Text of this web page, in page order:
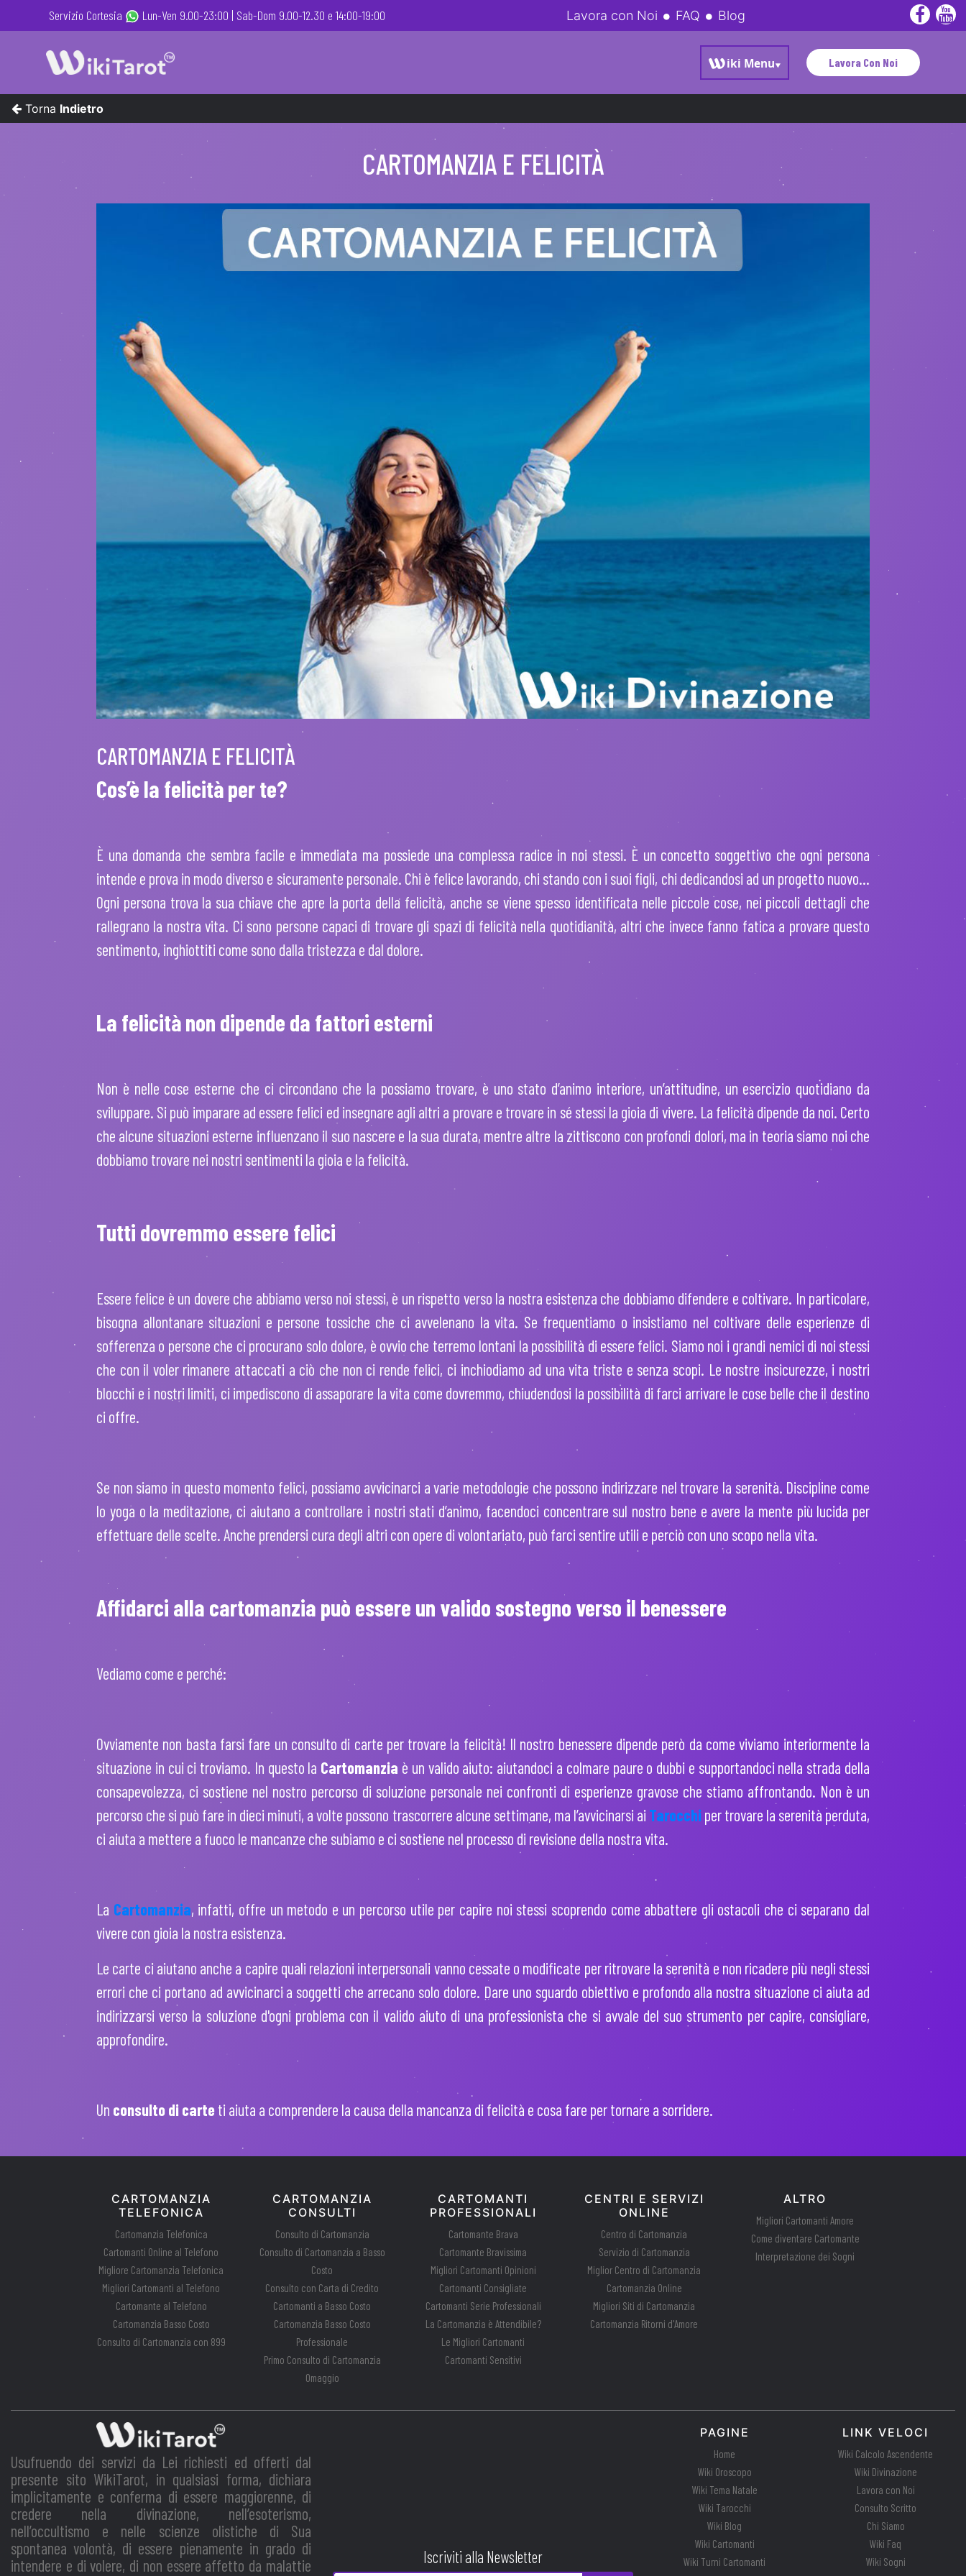
Servizio Cortesia Lun-Ven 9.00-23:00 | Sab-Dom 9.00-12.30 e 14:00-19:00 Lavora con Noi FAQ Blog
Lavora Con Noi
Torna Indietro
CARTOMANZIA E FELICITÀ
CARTOMANZIA E FELICITÀ
Cos’è la felicità per te?
È una domanda che sembra facile e immediata ma possiede una complessa radice in noi stessi. È un concetto soggettivo che ogni persona
intende e prova in modo diverso e sicuramente personale. Chi è felice lavorando, chi stando con i suoi figli, chi dedicandosi ad un progetto nuovo…
Ogni persona trova la sua chiave che apre la porta della felicità, anche se viene spesso identificata nelle piccole cose, nei piccoli dettagli che
rallegrano la nostra vita. Ci sono persone capaci di trovare gli spazi di felicità nella quotidianità, altri che invece fanno fatica a provare questo
sentimento, inghiottiti come sono dalla tristezza e dal dolore.
La felicità non dipende da fattori esterni
Non è nelle cose esterne che ci circondano che la possiamo trovare, è uno stato d’animo interiore, un’attitudine, un esercizio quotidiano da
sviluppare. Si può imparare ad essere felici ed insegnare agli altri a provare e trovare in sé stessi la gioia di vivere. La felicità dipende da noi. Certo
che alcune situazioni esterne influenzano il suo nascere e la sua durata, mentre altre la zittiscono con profondi dolori, ma in teoria siamo noi che
dobbiamo trovare nei nostri sentimenti la gioia e la felicità.
Tutti dovremmo essere felici
Essere felice è un dovere che abbiamo verso noi stessi, è un rispetto verso la nostra esistenza che dobbiamo difendere e coltivare. In particolare,
bisogna allontanare situazioni e persone tossiche che ci avvelenano la vita. Se frequentiamo o insistiamo nel coltivare delle esperienze di
sofferenza o persone che ci procurano solo dolore, è ovvio che terremo lontani la possibilità di essere felici. Siamo noi i grandi nemici di noi stessi
che con il voler rimanere attaccati a ciò che non ci rende felici, ci inchiodiamo ad una vita triste e senza scopi. Le nostre insicurezze, i nostri
blocchi e i nostri limiti, ci impediscono di assaporare la vita come dovremmo, chiudendosi la possibilità di farci arrivare le cose belle che il destino
ci offre.
Se non siamo in questo momento felici, possiamo avvicinarci a varie metodologie che possono indirizzare nel trovare la serenità. Discipline come
lo yoga o la meditazione, ci aiutano a controllare i nostri stati d’animo, facendoci concentrare sul nostro bene e avere la mente più lucida per
effettuare delle scelte. Anche prendersi cura degli altri con opere di volontariato, può farci sentire utili e perciò con uno scopo nella vita.
Affidarci alla cartomanzia può essere un valido sostegno verso il benessere
Vediamo come e perché:
Ovviamente non basta farsi fare un consulto di carte per trovare la felicità! Il nostro benessere dipende però da come viviamo interiormente la
situazione in cui ci troviamo. In questo la Cartomanzia è un valido aiuto: aiutandoci a colmare paure o dubbi e supportandoci nella strada della
consapevolezza, ci sostiene nel nostro percorso di soluzione personale nei confronti di esperienze gravose che stiamo affrontando. Non è un
percorso che si può fare in dieci minuti, a volte possono trascorrere alcune settimane, ma l’avvicinarsi ai Tarocchi per trovare la serenità perduta,
ci aiuta a mettere a fuoco le mancanze che subiamo e ci sostiene nel processo di revisione della nostra vita.
La Cartomanzia, infatti, offre un metodo e un percorso utile per capire noi stessi scoprendo come abbattere gli ostacoli che ci separano dal
vivere con gioia la nostra esistenza.
Le carte ci aiutano anche a capire quali relazioni interpersonali vanno cessate o modificate per ritrovare la serenità e non ricadere più negli stessi
errori che ci portano ad avvicinarci a soggetti che arrecano solo dolore. Dare uno sguardo obiettivo e profondo alla nostra situazione ci aiuta ad
indirizzarsi verso la soluzione d'ogni problema con il valido aiuto di una professionista che si avvale del suo strumento per capire, consigliare,
approfondire.
Un consulto di carteti aiuta a comprendere la causa della mancanza di felicità e cosa fare per tornare a sorridere.
CARTOMANZIA
TELEFONICA
Cartomanzia Telefonica
Cartomanti Online al Telefono
Migliore Cartomanzia Telefonica
Migliori Cartomanti al Telefono
Cartomante al Telefono
Cartomanzia Basso Costo
Consulto di Cartomanzia con 899
CARTOMANZIA
CONSULTI
Consulto di Cartomanzia
Consulto di Cartomanzia a Basso
Costo
Consulto con Carta di Credito
Cartomanti a Basso Costo
Cartomanzia Basso Costo
Professionale
Primo Consulto di Cartomanzia
Omaggio
CARTOMANTI
PROFESSIONALI
Cartomante Brava
Cartomante Bravissima
Migliori Cartomanti Opinioni
Cartomanti Consigliate
Cartomanti Serie Professionali
La Cartomanzia è Attendibile?
Le Migliori Cartomanti
Cartomanti Sensitivi
CENTRI E SERVIZI
ONLINE
Centro di Cartomanzia
Servizio di Cartomanzia
Miglior Centro di Cartomanzia
Cartomanzia Online
Migliori Siti di Cartomanzia
Cartomanzia Ritorni d'Amore
ALTRO
Migliori Cartomanti Amore
Come diventare Cartomante
Interpretazione dei Sogni
Usufruendo dei servizi da Lei richiesti ed offerti dal
presente sito WikiTarot, in qualsiasi forma, dichiara
implicitamente e conferma di essere maggiorenne, di
credere nella divinazione, nell’esoterismo,
nell’occultismo e nelle scienze olistiche di Sua
spontanea volontà, di essere pienamente in grado di
intendere e di volere, di non essere affetto da malattie
Iscriviti alla Newsletter
PAGINE
Home
Wiki Oroscopo
Wiki Tema Natale
Wiki Tarocchi
Wiki Blog
Wiki Cartomanti
Wiki Turni Cartomanti
LINK VELOCI
Wiki Calcolo Ascendente
Wiki Divinazione
Lavora con Noi
Consulto Scritto
Chi Siamo
Wiki Faq
Wiki Sogni